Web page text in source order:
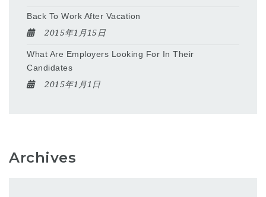
Back To Work After Vacation
2015年1月15日
What Are Employers Looking For In Their
Candidates
2015年1月1日
Archives